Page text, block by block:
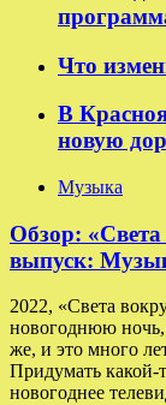
Что
В
новую
Музыка
Обзор: «Света
выпуск:
2022, «Света
новогоднюю ночь,
же, и это много
Придумать какой-
новогоднее